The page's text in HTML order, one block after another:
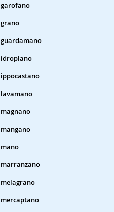
garofano
grano
guardamano
idroplano
ippocastano
lavamano
magnano
mangano
mano
marranzano
melagrano
mercaptano